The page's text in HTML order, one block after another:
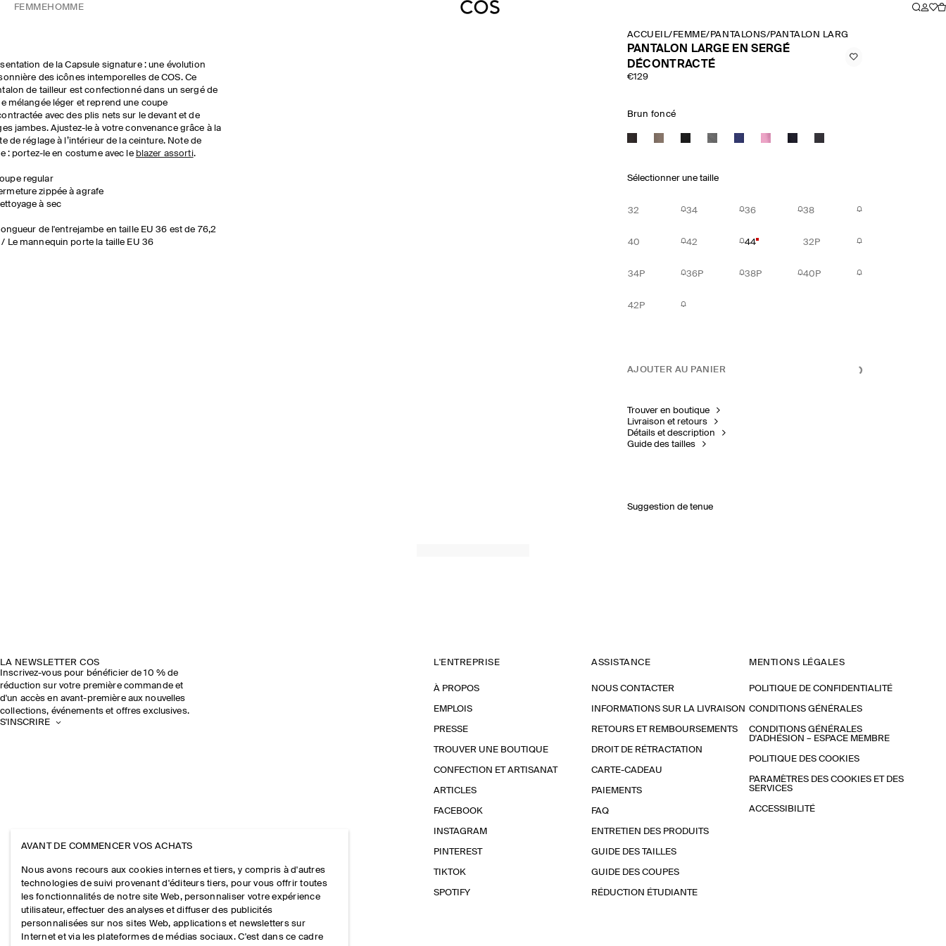
FEMMEHOMME
de la Capsule signature : une évolution
des icônes intemporelles de COS. Ce
de tailleur est confectionné dans un sergé de
mélangée léger et reprend une coupe
avec des plis nets sur le devant et de
jambes. Ajustez-le à votre convenance grâce à la
de réglage à l’intérieur de la ceinture. Note de
: portez-le en costume avec le blazer assorti.
regular
zippée à agrafe
à sec
de l'entrejambe en taille EU 36 est de 76,2
Le mannequin porte la taille EU 36
ACCUEIL/ FEMME/ PANTALONS/PANTALON LARGE EN SERGÉ
PANTALON LARGE EN SERGÉ
DÉCONTRACTÉ
€129
Brun foncé
Sélectionner une taille
32 34 36 38
40 42 44 32P
34P 36P 38P 40P
42P
AJOUTER AU PANIER
Trouver en boutique
Livraison et retours
Détails et description
Guide des tailles
Suggestion de tenue
LA NEWSLETTER COS
Inscrivez-vous pour bénéficier de 10 % de
réduction sur votre première commande et
d'un accès en avant-première aux nouvelles
collections, événements et offres exclusives.
S'INSCRIRE
L'ENTREPRISE
À PROPOS
EMPLOIS
PRESSE
TROUVER UNE BOUTIQUE
CONFECTION ET ARTISANAT
ARTICLES
FACEBOOK
INSTAGRAM
PINTEREST
TIKTOK
SPOTIFY
ASSISTANCE
NOUS CONTACTER
INFORMATIONS SUR LA LIVRAISON
RETOURS ET REMBOURSEMENTS
DROIT DE RÉTRACTATION
CARTE-CADEAU
PAIEMENTS
FAQ
ENTRETIEN DES PRODUITS
GUIDE DES TAILLES
GUIDE DES COUPES
RÉDUCTION ÉTUDIANTE
MENTIONS LÉGALES
POLITIQUE DE CONFIDENTIALITÉ
CONDITIONS GÉNÉRALES
CONDITIONS GÉNÉRALES
D'ADHÉSION – ESPACE MEMBRE
POLITIQUE DES COOKIES
PARAMÈTRES DES COOKIES ET DES
SERVICES
ACCESSIBILITÉ
AVANT DE COMMENCER VOS ACHATS
Nous avons recours aux cookies internes et tiers, y compris à d'autres
technologies de suivi provenant d'éditeurs tiers, pour vous offrir toutes
les fonctionnalités de notre site Web, personnaliser votre expérience
utilisateur, effectuer des analyses et diffuser des publicités
personnalisées sur nos sites Web, applications et newsletters sur
Internet et via les plateformes de médias sociaux. C'est dans ce cadre